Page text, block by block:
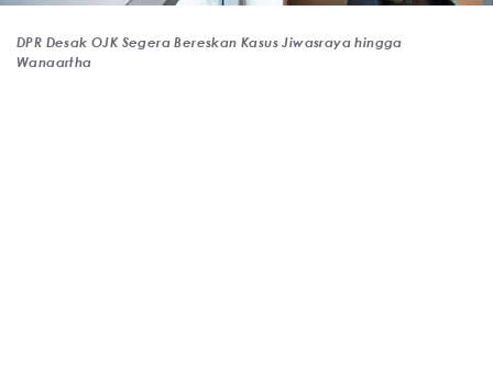
DPR Desak OJK Segera Bereskan Kasus Jiwasraya hingga
Wanaartha